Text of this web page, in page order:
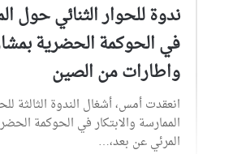
ندوة للحوار الثنائي حول
واطارات من الصين
انعقدت أمس، أشغال الندوة الثالثة
الممارسة والابتكار في الحوكمة
المرئي عن بعد،…